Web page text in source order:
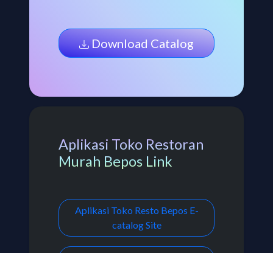
Download Catalog
Aplikasi Toko Restoran
Murah Bepos Link
Aplikasi Toko Resto Bepos E-
catalog Site